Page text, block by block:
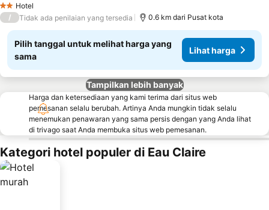
2 Bintang
Hotel
/ Tidak ada penilaian yang tersedia 0.6 km dari Pusat kota
Pilih tanggal untuk melihat harga yang
sama
Lihat harga
Tampilkan lebih banyak
Harga dan ketersediaan yang kami terima dari situs web
pemesanan selalu berubah. Artinya Anda mungkin tidak selalu
menemukan penawaran yang sama persis dengan yang Anda lihat
di trivago saat Anda membuka situs web pemesanan.
Kategori hotel populer di Eau Claire